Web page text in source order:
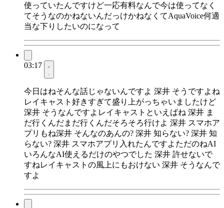
使っていたんですけど一応有料なんで今は使ってなく
てそうなのかねないんだっけかねなくてAquaVoice何適
当な下りしたいのになって
03:17
今日はねそんな話じゃないんですよ 深井 そうですよね
レイキャスト好きすぎて盛り上がっちゃいましたけど
深井 そうなんですよレイキャストといえばね 深井 ま
だ行くんだまだ行くんだそろそろ行けよ 深井 スマホア
プリもね深井 そんなのあんの? 深井 知らない? 深井 知
らない? 深井 スマホアプリ入れたんですよただのねAI
いろんなAI使えるだけのやつでした 深井 許せないで
すねレイキャストの風上にもおけない 深井 そうなんで
すよ